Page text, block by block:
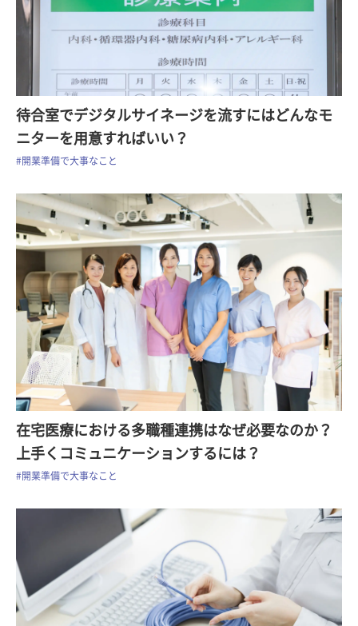
待合室でデジタルサイネージを流すにはどんなモ
ニターを用意すればいい？
#開業準備で大事なこと
在宅医療における多職種連携はなぜ必要なのか？
上手くコミュニケーションするには？
#開業準備で大事なこと